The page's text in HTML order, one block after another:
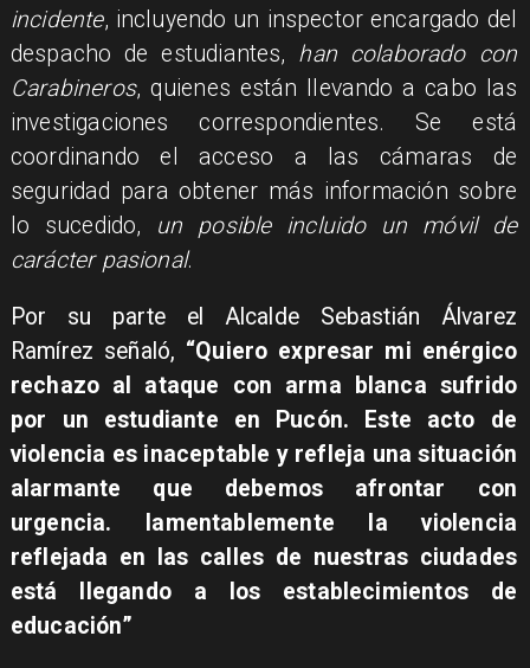
incidente, incluyendo un inspector encargado del
despacho de estudiantes, han colaborado con
Carabineros, quienes están llevando a cabo las
investigaciones correspondientes. Se está
coordinando el acceso a las cámaras de
seguridad para obtener más información sobre
lo sucedido, un posible incluido un móvil de
carácter pasional.
Por su parte el Alcalde Sebastián Álvarez
Ramírez señaló, “Quiero expresar mi enérgico
rechazo al ataque con arma blanca sufrido
por un estudiante en Pucón. Este acto de
violencia es inaceptable y refleja una situación
alarmante que debemos afrontar con
urgencia. lamentablemente la violencia
reflejada en las calles de nuestras ciudades
está llegando a los establecimientos de
educación”